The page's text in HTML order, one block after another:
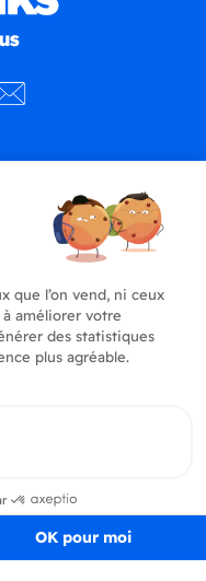
les dernières nouveautés de